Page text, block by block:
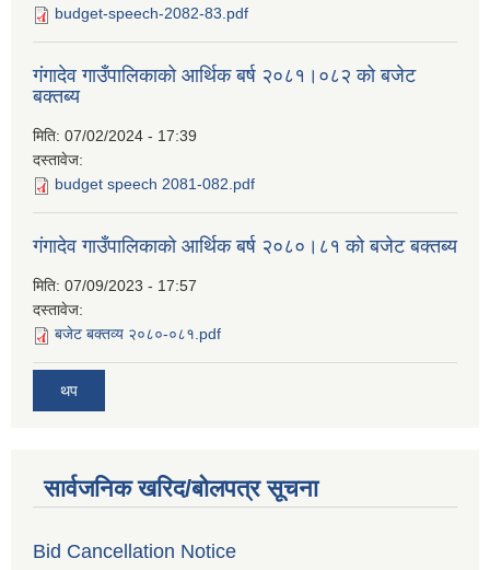
budget-speech-2082-83.pdf
गंगादेव गाउँपालिकाको आर्थिक बर्ष २०८१।०८२ को बजेट
बक्तब्य
मिति: 07/02/2024 - 17:39
दस्तावेज:
budget speech 2081-082.pdf
गंगादेव गाउँपालिकाको आर्थिक बर्ष २०८०।८१ को बजेट बक्तब्य
मिति: 07/09/2023 - 17:57
दस्तावेज:
बजेट बक्तव्य २०८०-०८१.pdf
थप
सार्वजनिक खरिद/बोलपत्र सूचना
Bid Cancellation Notice